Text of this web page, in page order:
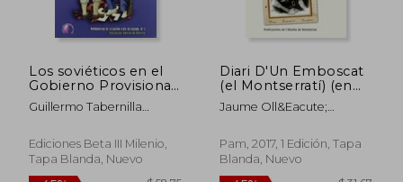
45%
dcto. $ 31.44
45%
dcto.
Los soviéticos en el
Gobierno Provisional
de Euzkadi (Ensayo)
Guillermo Tabernilla
Ediciones Beta III Milenio,
Tapa Blanda, Nuevo
Diari D'Un Emboscat
(el Montserratí) (en
Catalán)
Jaume Oll&Eacute;
Pam, 2017, 1 Edición, Tapa
Blanda, Nuevo